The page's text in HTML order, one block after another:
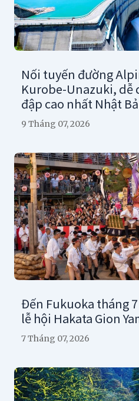
Nối tuyến đường
Kurobe-Unazuki, dễ
đập cao nhất Nhật
9 Tháng 07, 2026
Đến Fukuoka tháng
lễ hội Hakata Gion
7 Tháng 07, 2026